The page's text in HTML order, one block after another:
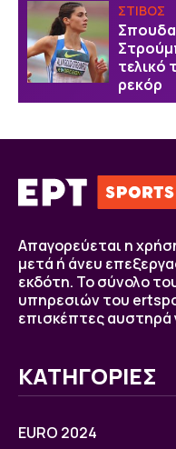
ΣΤΙΒΟΣ
τελικό
ρεκόρ
Απαγορεύεται η
μετά ή άνευ
εκδότη. Το σύνολο
υπηρεσιών του
επισκέπτες
ΚΑΤΗΓΟΡΙΕΣ
EURO 2024